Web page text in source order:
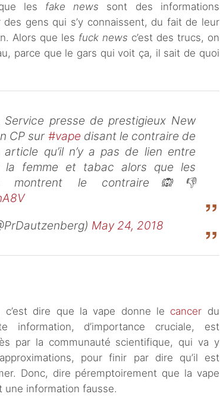
les fake news sont des informations
gens qui s’y connaissent, du fait de leur
Alors que les fuck news c’est des trucs, on
parce que le gars qui voit ça, il sait de quoi
Service presse de prestigieux New
CP sur #vape disant le contraire de
qu’il n’y a pas de lien entre
la femme et tabac alors que les
montrent le contraire🙉👎
May 24, 2018
c’est dire que la vape donne le cancer du
information, d’importance cruciale, est
par la communauté scientifique, qui va y
pour finir par dire qu’il est
Donc, dire péremptoirement que la vape
une information fausse.